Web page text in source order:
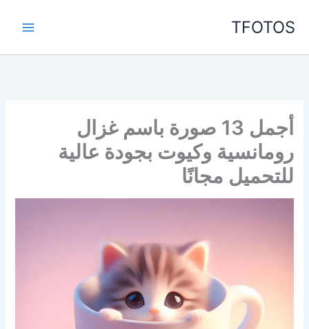
TFOTOS
أجمل 13 صورة باسم غزال
رومانسية وكيوت بجودة عالية
للتحميل مجانًا